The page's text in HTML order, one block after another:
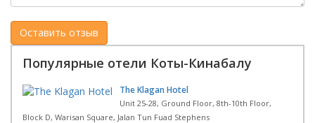
Популярные отели Коты-Кинабалу
The Klagan Hotel
Unit 25-28, Ground Floor, 8th-10th Floor,
Block D, Warisan Square, Jalan Tun Fuad Stephens